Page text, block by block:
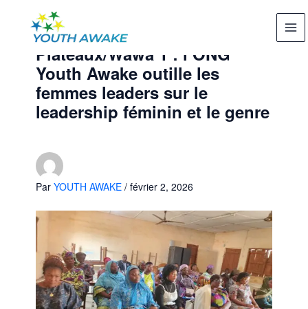
contenu
Plateaux/Wawa 1 : l’ONG
Youth Awake outille les
femmes leaders sur le
leadership féminin et le genre
Par YOUTH AWAKE / février 2, 2026